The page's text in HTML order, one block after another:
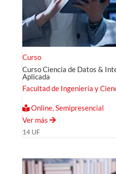
Curso
Curso Ciencia de Datos &
Aplicada
Facultad de Ingeniería y
Online, Semipresencial
Ver más
14 UF